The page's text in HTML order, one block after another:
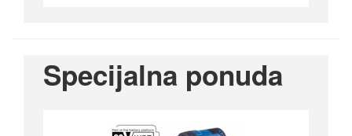
Specijalna ponuda